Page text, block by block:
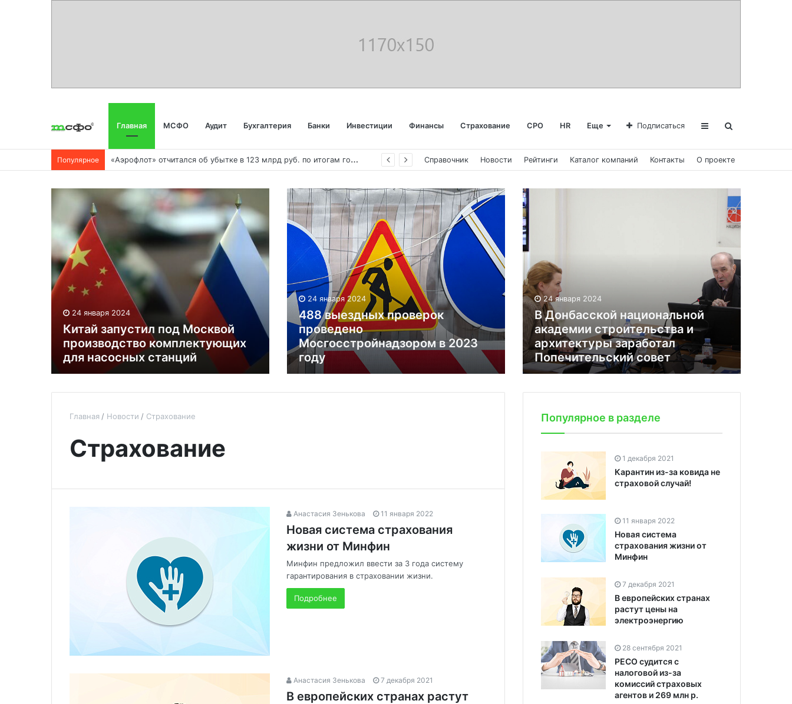
Главная МСФО Аудит Бухгалтерия Банки Инвестиции Финансы Страхование СРО HR Еще Подписаться
Популярное «
Аэрофлот» отчитался об убытке в 123 млрд руб. по итогам года пандемии Справочник Новости Рейтинги Каталог компаний Контакты О проекте
24 января 2024
Китай запустил под Москвой
производство комплектующих
для насосных станций
24 января 2024
488 выездных проверок
проведено
Мосгосстройнадзором в 2023
году
24 января 2024
В Донбасской национальной
академии строительства и
архитектуры заработал
Попечительский совет
Главная Новости Страхование
Страхование
Анастасия Зенькова 11 января 2022
Новая система страхования
жизни от Минфин
Минфин предложил ввести за 3 года систему
гарантирования в страховании жизни.
Подробнее
Анастасия Зенькова 7 декабря 2021
В европейских странах растут
Популярное в разделе
1 декабря 2021
Карантин из-за ковида не
страховой случай!
11 января 2022
Новая система
страхования жизни от
Минфин
7 декабря 2021
В европейских странах
растут цены на
электроэнергию
28 сентября 2021
РЕСО судится с
налоговой из-за
комиссий страховых
агентов и 269 млн р.